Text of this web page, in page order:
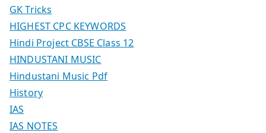
GK Tricks
HIGHEST CPC KEYWORDS
Hindi Project CBSE Class 12
HINDUSTANI MUSIC
Hindustani Music Pdf
History
IAS
IAS NOTES